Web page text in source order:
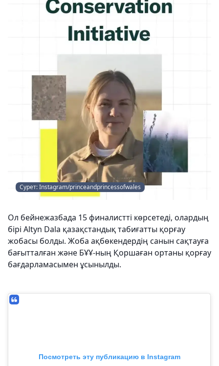
Сурет: Instagram/princeandprincessofwales
Ол бейнежазбада 15 финалистті көрсетеді, олардың
бірі Altyn Dala қазақстандық табиғатты қорғау
жобасы болды. Жоба ақбөкендердің санын сақтауға
бағытталған және БҰҰ-ның Қоршаған ортаны қорғау
бағдарламасымен ұсынылды.
Посмотреть эту публикацию в Instagram